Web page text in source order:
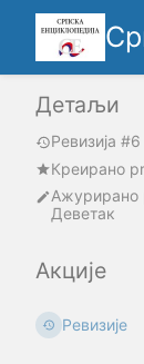
Детаљи
Ревизија #6
Креирано
Ажурирано
Деветак
Акције
Ревизије